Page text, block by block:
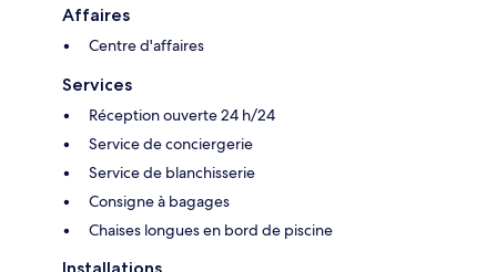
Affaires
Centre d'affaires
Services
Réception ouverte 24 h/24
Service de conciergerie
Service de blanchisserie
Consigne à bagages
Chaises longues en bord de piscine